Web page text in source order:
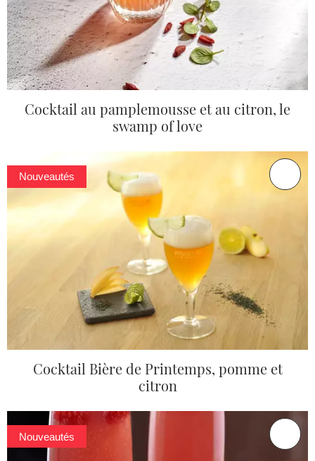
Cocktail au pamplemousse et au citron, le
swamp of love
Nouveautés
Cocktail Bière de Printemps, pomme et
citron
Nouveautés